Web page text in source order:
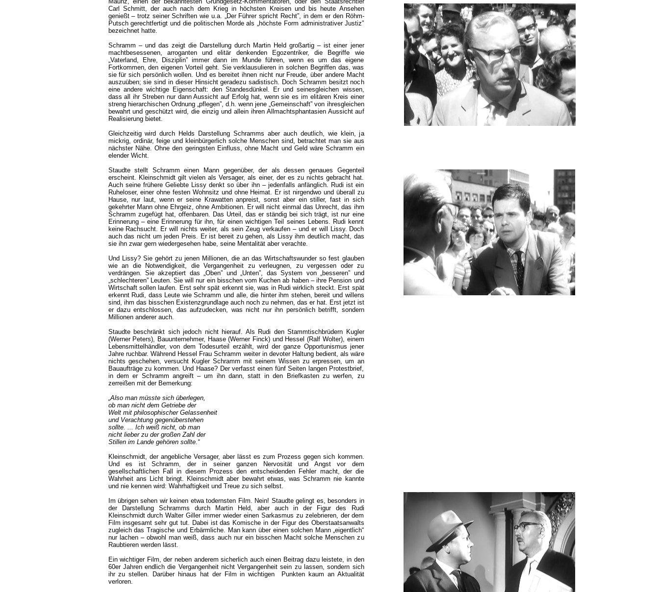
Carl Schmitt, der auch nach dem Krieg in höchsten Kreisen und bis heute Ansehen
genießt – trotz seiner Schriften wie u.a. „Der Führer spricht Recht”, in dem er den Röhm-
Putsch gerechtfertigt und die politischen Morde als „höchste Form administrativer Justiz”
bezeichnet hatte.
Schramm – und das zeigt die Darstellung durch Martin Held großartig – ist einer jener
machtbesessenen, arroganten und elitär denkenden Egozentriker, die Begriffe wie
„Vaterland, Ehre, Disziplin” immer dann im Munde führen, wenn es um das eigene
Fortkommen, den eigenen Vorteil geht. Sie verklausulieren in solchen Begriffen das, was
sie für sich persönlich wollen. Und es bereitet ihnen nicht nur Freude, über andere Macht
auszuüben; sie sind in dieser Hinsicht geradezu sadistisch. Doch Schramm besitzt noch
eine andere wichtige Eigenschaft: den Standesdünkel. Er und seinesgleichen wissen,
dass all ihr Streben nur dann Aussicht auf Erfolg hat, wenn sie es im elitären Kreis einer
streng hierarchischen Ordnung „pflegen”, d.h. wenn jene „Gemeinschaft” von ihresgleichen
bewahrt und geschützt wird, die einzig und allein ihren Allmachtsphantasien Aussicht auf
Realisierung bietet.
Gleichzeitig wird durch Helds Darstellung Schramms aber auch deutlich, wie klein, ja
mickrig, ordinär, feige und kleinbürgerlich solche Menschen sind, betrachtet man sie aus
nächster Nähe. Ohne den geringsten Einfluss, ohne Macht und Geld wäre Schramm ein
elender Wicht.
Staudte stellt Schramm einen Mann gegenüber, der als dessen genaues Gegenteil
erscheint. Kleinschmidt gilt vielen als Versager, als einer, der es zu nichts gebracht hat.
Auch seine frühere Geliebte Lissy denkt so über ihn – jedenfalls anfänglich. Rudi ist ein
Ruheloser, einer ohne festen Wohnsitz und ohne Heimat. Er ist nirgendwo und überall zu
Hause, nur laut, wenn er seine Krawatten anpreist, sonst aber ein stiller, fast in sich
gekehrter Mann ohne Ehrgeiz, ohne Ambitionen. Er will nicht einmal das Unrecht, das ihm
Schramm zugefügt hat, offenbaren. Das Urteil, das er ständig bei sich trägt, ist nur eine
Erinnerung – eine Erinnerung für ihn, für einen wichtigen Teil seines Lebens. Rudi kennt
keine Rachsucht. Er will nichts weiter, als sein Zeug verkaufen – und er will Lissy. Doch
auch das nicht um jeden Preis. Er ist bereit zu gehen, als Lissy ihm deutlich macht, das
sie ihn zwar gern wiedergesehen habe, seine Mentalität aber verachte.
Und Lissy? Sie gehört zu jenen Millionen, die an das Wirtschaftswunder so fest glauben
wie an die Notwendigkeit, die Vergangenheit zu verleugnen, zu vergessen oder zu
verdrängen. Sie akzeptiert das „Oben” und „Unten”, das System von „besseren” und
„schlechteren” Leuten. Sie will nur ein bisschen vom Kuchen ab haben – ihre Pension und
Wirtschaft sollen laufen. Erst sehr spät erkennt sie, was in Rudi wirklich steckt. Erst spät
erkennt Rudi, dass Leute wie Schramm und alle, die hinter ihm stehen, bereit und willens
sind, ihm das bisschen Existenzgrundlage auch noch zu nehmen, das er hat. Erst jetzt ist
er dazu entschlossen, das aufzudecken, was nicht nur ihn persönlich betrifft, sondern
Millionen anderer auch.
Staudte beschränkt sich jedoch nicht hierauf. Als Rudi den Stammtischbrüdern Kugler
(Werner Peters), Bauunternehmer, Haase (Werner Finck) und Hessel (Ralf Wolter), einem
Lebensmittelhändler, von dem Todesurteil erzählt, wird der ganze Opportunismus jener
Jahre ruchbar. Während Hessel Frau Schramm weiter in devoter Haltung bedient, als wäre
nichts geschehen, versucht Kugler Schramm mit seinem Wissen zu erpressen, um an
Bauaufträge zu kommen. Und Haase? Der verfasst einen fünf Seiten langen Protestbrief,
in dem er Schramm angreift – um ihn dann, statt in den Briefkasten zu werfen, zu
zerreißen mit der Bemerkung:
„Also man müsste sich überlegen,
ob man nicht dem Getriebe der
Welt mit philosophischer Gelassenheit
und Verachtung gegenüberstehen
sollte. ... Ich weiß nicht, ob man
nicht lieber zu der großen Zahl der
Stillen im Lande gehören sollte.“
Kleinschmidt, der angebliche Versager, aber lässt es zum Prozess gegen sich kommen.
Und es ist Schramm, der in seiner ganzen Nervosität und Angst vor dem
gesellschaftlichen Fall in diesem Prozess den entscheidenden Fehler macht, der die
Wahrheit ans Licht bringt. Kleinschmidt aber bewahrt etwas, was Schramm nie kannte
und nie kennen wird: Wahrhaftigkeit und Treue zu sich selbst.
Im übrigen sehen wir keinen etwa todernsten Film. Nein! Staudte gelingt es, besonders in
der Darstellung Schramms durch Martin Held, aber auch in der Figur des Rudi
Kleinschmidt durch Walter Giller immer wieder einen Sarkasmus zu zelebrieren, der dem
Film insgesamt sehr gut tut. Dabei ist das Komische in der Figur des Oberstaatsanwalts
zugleich das Tragische und Erbärmliche. Man kann über einen solchen Mann „eigentlich“
nur lachen – obwohl man weiß, dass auch nur ein bisschen Macht solche Menschen zu
Raubtieren werden lässt.
Ein wichtiger Film, der neben anderem sicherlich auch einen Beitrag dazu leistete, in den
60er Jahren endlich die Vergangenheit nicht Vergangenheit sein zu lassen, sondern sich
ihr zu stellen. Darüber hinaus hat der Film in wichtigen Punkten kaum an Aktualität
verloren.